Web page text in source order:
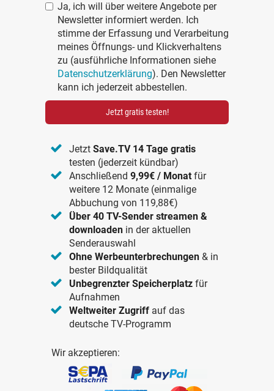
Ja, ich will über weitere Angebote per
Newsletter informiert werden. Ich
stimme der Erfassung und Verarbeitung
meines Öffnungs- und Klickverhaltens
zu (ausführliche Informationen siehe
Datenschutzerklärung). Den Newsletter
kann ich jederzeit abbestellen.
Jetzt gratis testen!
JetztSave.TV 14 Tage gratis
testen (jederzeit kündbar)
Anschließend9,99€ / Monat für
weitere 12 Monate (einmalige
Abbuchung von 119,88€)
Über 40 TV-Sender streamen &
downloaden in der aktuellen
Senderauswahl
Ohne Werbeunterbrechungen & in
bester Bildqualität
Unbegrenzter Speicherplatz für
Aufnahmen
Weltweiter Zugriff auf das
deutsche TV-Programm
Wir akzeptieren: